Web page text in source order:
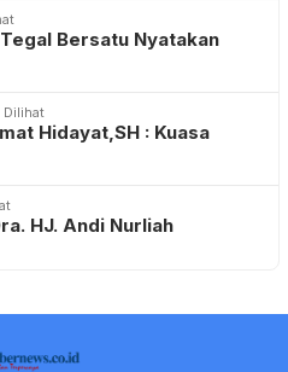
Bersatu Nyatakan
Dilihat
Hidayat,SH : Kuasa
HJ. Andi Nurliah